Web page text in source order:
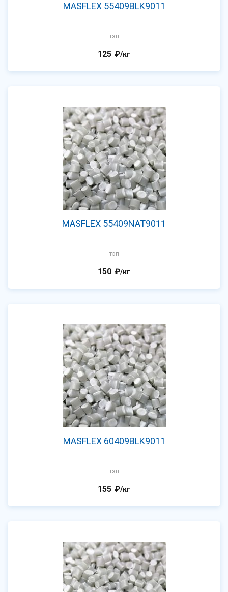
MASFLEX 55409BLK9011
тэп
125 ₽/кг
MASFLEX 55409NAT9011
тэп
150 ₽/кг
MASFLEX 60409BLK9011
тэп
155 ₽/кг